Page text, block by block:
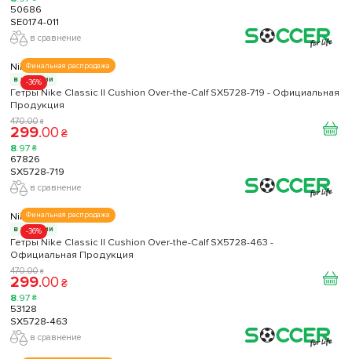
50686
SE0174-011
в сравнение
Финальная распродажа
-36%
Nike
в наличии
Гетры Nike Classic II Cushion Over-the-Calf SX5728-719 - Официальная
Продукция
470.00 ₴
299.00 ₴
8.97 ₴
67826
SX5728-719
в сравнение
Финальная распродажа
-36%
Nike
в наличии
Гетры Nike Classic II Cushion Over-the-Calf SX5728-463 -
Официальная Продукция
470.00 ₴
299.00 ₴
8.97 ₴
53128
SX5728-463
в сравнение